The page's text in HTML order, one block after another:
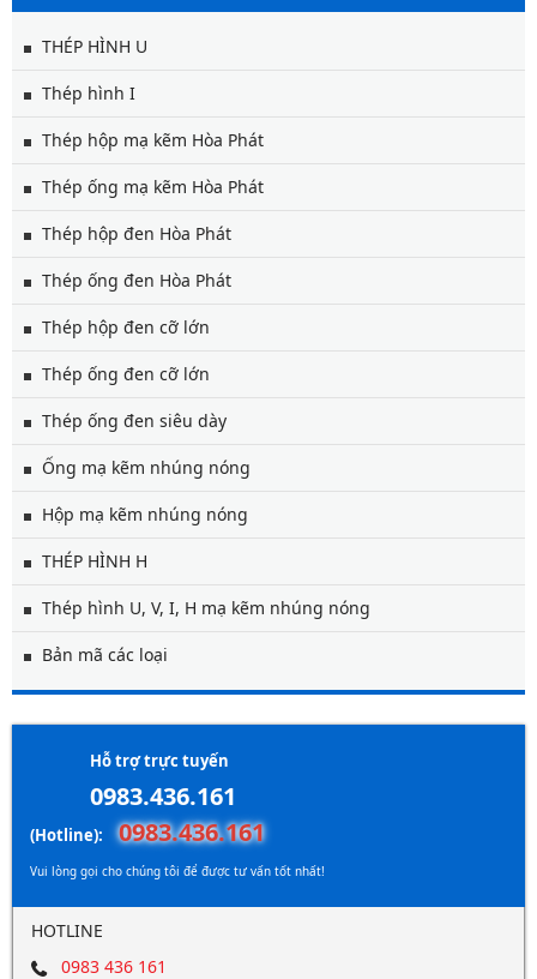
THÉP HÌNH U
Thép hình I
Thép hộp mạ kẽm Hòa Phát
Thép ống mạ kẽm Hòa Phát
Thép hộp đen Hòa Phát
Thép ống đen Hòa Phát
Thép hộp đen cỡ lớn
Thép ống đen cỡ lớn
Thép ống đen siêu dày
Ống mạ kẽm nhúng nóng
Hộp mạ kẽm nhúng nóng
THÉP HÌNH H
Thép hình U, V, I, H mạ kẽm nhúng nóng
Bản mã các loại
Hỗ trợ trực tuyến
0983.436.161
(Hotline): 0983.436.161
Vui lòng gọi cho chúng tôi để được tư vấn tốt nhất!
HOTLINE
0983 436 161